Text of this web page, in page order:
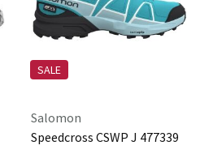
SALE
Salomon
Speedcross CSWP J 477339